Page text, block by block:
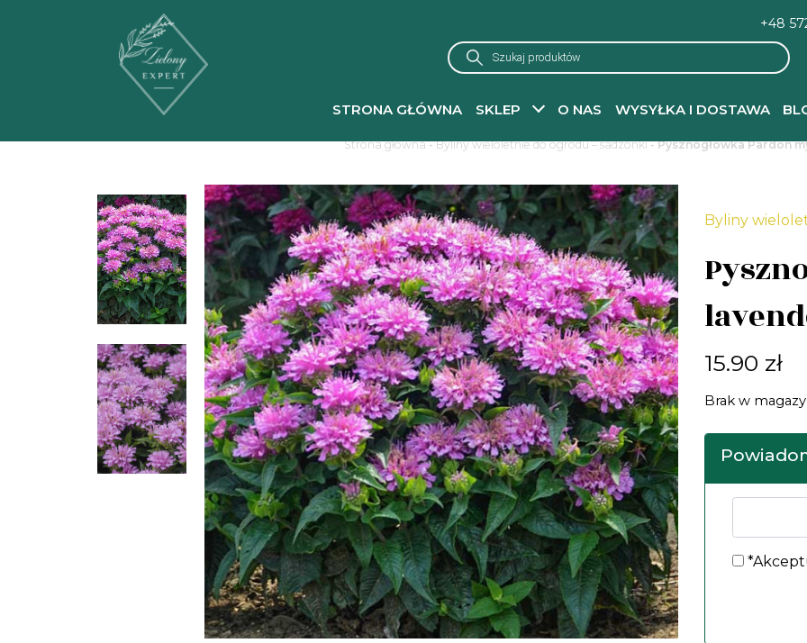
+48
Wyszukiwarka
produktów
STRONA GŁÓWNA SKLEP O NAS WYSYŁKA I DOSTAWA
Strona główna-Byliny wieloletnie do ogrodu – sadzonki- Pysznogłówka Pardon
Byliny
15.90 zł
Brak w